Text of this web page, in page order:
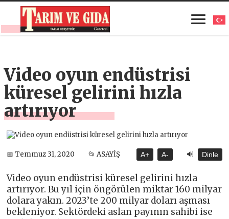
Video oyun endüstrisi
küresel gelirini hızla
artırıyor
📅 Temmuz 31, 2020 📂 ASAYİŞ A+ A- 🔊 Dinle
Video oyun endüstrisi küresel gelirini hızla
artırıyor. Bu yıl için öngörülen miktar 160 milyar
dolara yakın. 2023’te 200 milyar doları aşması
bekleniyor. Sektördeki aslan payının sahibi ise